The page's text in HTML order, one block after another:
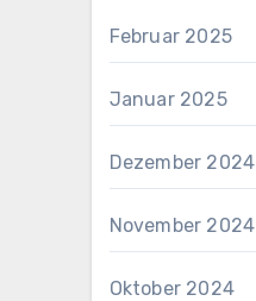
Februar 2025
Januar 2025
Dezember 2024
November 2024
Oktober 2024